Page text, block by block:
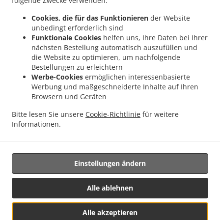
Cookies, die für das Funktionieren der Website
unbedingt erforderlich sind
Funktionale Cookies helfen uns, Ihre Daten bei Ihrer
nächsten Bestellung automatisch auszufüllen und
die Website zu optimieren, um nachfolgende
Bestellungen zu erleichtern
Werbe-Cookies ermöglichen interessenbasierte
Werbung und maßgeschneiderte Inhalte auf Ihren
Browsern und Geräten
Bitte lesen Sie unsere Cookie-Richtlinie für weitere
Informationen.
Alle akzeptieren
Alle ablehnen
Einstellungen ändern
Lieferservice Essingen Hohenroden
. Pizza Lieferservice Essingen Birkhof
Lieferservice Essingen Zollhof
Pizza Lieferservice Essingen
Pizza Lieferservice
Westhausen Lippach . Pizza Lieferservice Westhausen Weiler . Pizza Lieferservice
Westhausen Frankenreute
. Pizza Lieferservice Westhausen Baiershofen
Lieferservice Westhausen Jagsthausen . Pizza Lieferservice Westhausen Wagenhofen
Pizza Lieferservice Westhausen Reichenbach
Pizza Lieferservice Westhausen Ruital
Pizza Lieferservice Westhausen . Pizza Lieferservice Abtsgmünd Dewangen
Oberkochen
.
Unterstützt von:
https://foodbooking-germany.de Web- und App Shop und
Kassensysteme für Gastronomie